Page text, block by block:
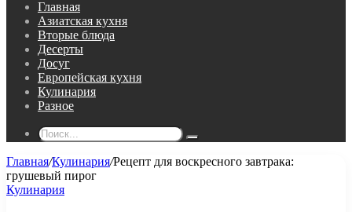
Главная
Азиатская кухня
Вторые блюда
Десерты
Досуг
Европейская кухня
Кулинария
Разное
Поиск...
Главная/Кулинария/Рецепт для воскресного завтрака:
грушевый пирог
Кулинария